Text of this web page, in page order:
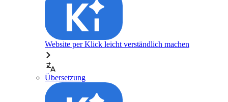
Website per Klick leicht verständlich machen
Übersetzung